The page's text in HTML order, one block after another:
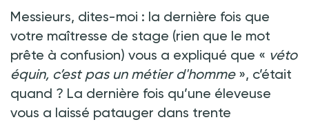
Messieurs, dites-moi : la dernière fois que
votre maîtresse de stage (rien que le mot
prête à confusion) vous a expliqué que « véto
équin, c’est pas un métier d'homme », c’était
quand ? La dernière fois qu’une éleveuse
vous a laissé patauger dans trente